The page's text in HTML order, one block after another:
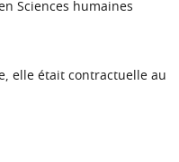
Sciences humaines
elle était contractuelle au